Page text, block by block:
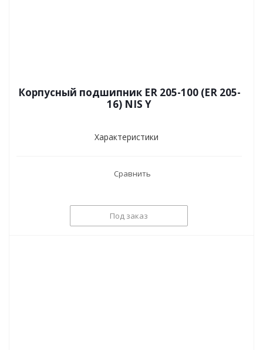
Корпусный подшипник ER 205-100 (ER 205-
16) NIS Y
Характеристики
Сравнить
Под заказ